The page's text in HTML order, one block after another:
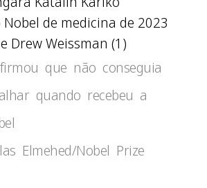
de medicina de 2023
Drew Weissman (1)
que não conseguia
quando recebeu a
Elmehed/Nobel Prize